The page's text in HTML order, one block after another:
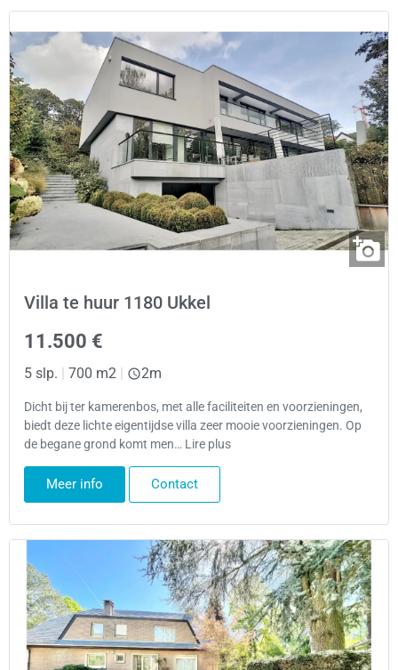
Villa te huur 1180 Ukkel
11.500 €
5 slp. 700 m2 2m
Dicht bij ter kamerenbos, met alle faciliteiten en voorzieningen,
biedt deze lichte eigentijdse villa zeer mooie voorzieningen. Op
de begane grond komt men… Lire plus
Meer info Contact